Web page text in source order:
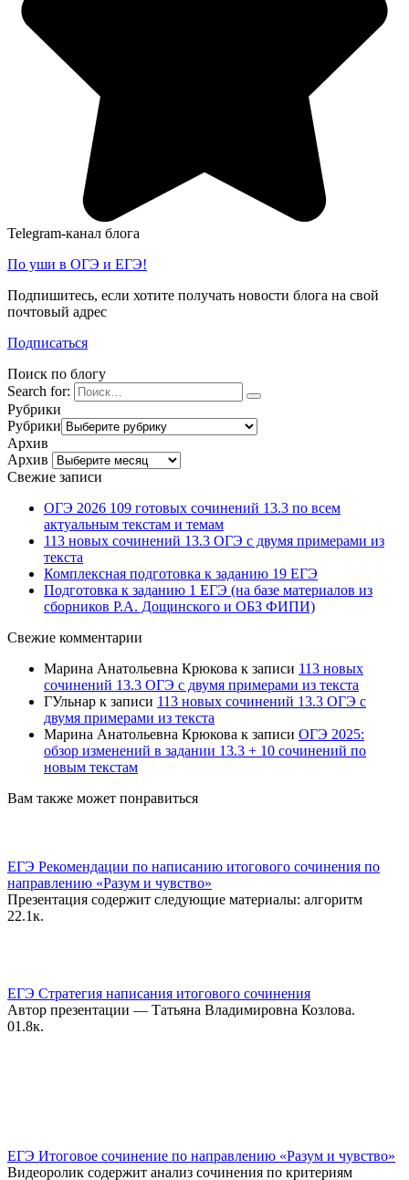
Telegram-канал блога
По уши в ОГЭ и ЕГЭ!
Подпишитесь, если хотите получать новости блога на свой
почтовый адрес
Подписаться
Поиск по блогу
Search for:
Рубрики
Рубрики
Архив
Архив
Свежие записи
ОГЭ 2026 109 готовых сочинений 13.3 по всем
актуальным текстам и темам
113 новых сочинений 13.3 ОГЭ с двумя примерами из
текста
Комплексная подготовка к заданию 19 ЕГЭ
Подготовка к заданию 1 ЕГЭ (на базе материалов из
сборников Р.А. Дощинского и ОБЗ ФИПИ)
Свежие комментарии
Марина Анатольевна Крюкова к записи 113 новых
сочинений 13.3 ОГЭ с двумя примерами из текста
ГУльнар к записи 113 новых сочинений 13.3 ОГЭ с
двумя примерами из текста
Марина Анатольевна Крюкова к записи ОГЭ 2025:
обзор изменений в задании 13.3 + 10 сочинений по
новым текстам
Вам также может понравиться
ЕГЭ Рекомендации по написанию итогового сочинения по
направлению «Разум и чувство»
Презентация содержит следующие материалы: алгоритм
22.1к.
ЕГЭ Стратегия написания итогового сочинения
Автор презентации — Татьяна Владимировна Козлова.
01.8к.
ЕГЭ Итоговое сочинение по направлению «Разум и чувство»
Видеоролик содержит анализ сочинения по критериям